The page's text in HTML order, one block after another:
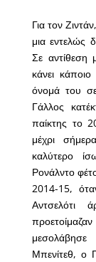
Για τον
μια εντελώς
Σε αντίθεση
κάνει
όνομά του
Γάλλος
παίκτης το
μέχρι
καλύτερο
Ρονάλντο
2014-15,
Αντσελότι
Μπενίτεθ, ο